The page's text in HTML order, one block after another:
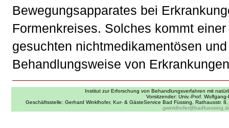
Bewegungsapparates bei
Formenkreises. Solches kommt
gesuchten nichtmedikamentösen
Behandlungsweise von
Institut zur Erforschung von Behandlungsverfahren mit
Vorsitzender: Univ.-Prof. Wolfgang-
Geschäftsstelle: Gerhard Winklhofer, Kur- & GästeService Bad Füssing, Rathausstr.